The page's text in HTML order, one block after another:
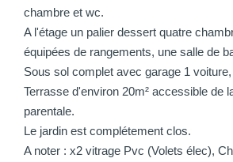
chambre et wc.
A l'étage un palier dessert quatre
équipées de rangements, une salle de
Sous sol complet avec garage 1
Terrasse d'environ 20m² accessible de
parentale.
Le jardin est complétement clos.
A noter : x2 vitrage Pvc (Volets élec),